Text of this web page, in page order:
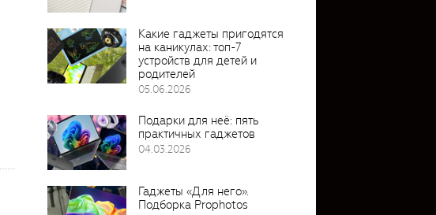
Какие гаджеты пригодятся
на каникулах: топ-7
устройств для детей и
родителей
05.06.2026
Подарки для неё: пять
практичных гаджетов
04.03.2026
Гаджеты «Для него».
Подборка Prophotos